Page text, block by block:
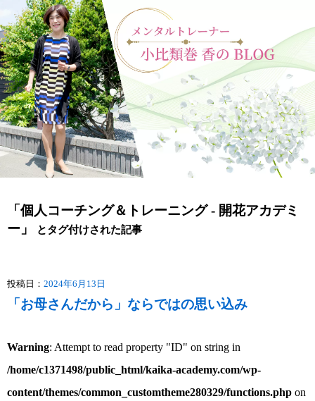
「個人コーチング＆トレーニング - 開花アカデミ
ー」
とタグ付けされた記事
投稿日： 2024年6月13日
「お母さんだから」ならではの思い込み
Warning: Attempt to read property "ID" on string in
/home/c1371498/public_html/kaika-academy.com/wp-
content/themes/common_customtheme280329/functions.php on